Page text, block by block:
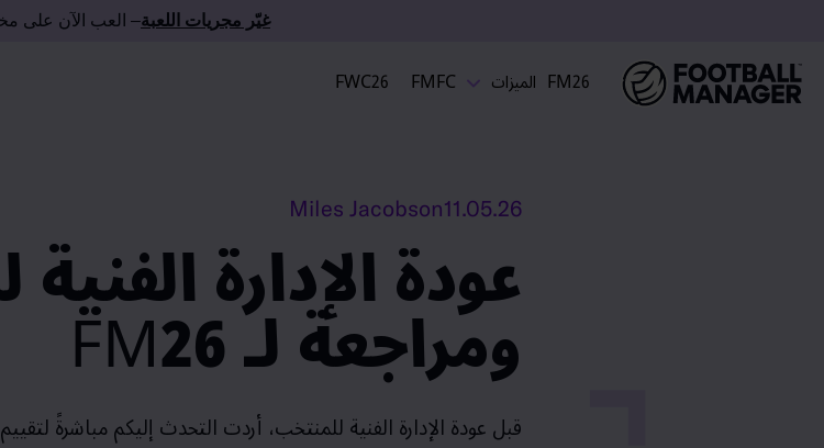
غيّر مجريات اللعبة– العب الآن على
FM26 الميزات FMFC
FWC26
11.05.26
Miles Jacobson
عودة الإدارة
ومراجعة لـ FM26
قبل عودة الإدارة الفنية للمنتخب، أردت التحدث إليكم مباشرةً لتقييم